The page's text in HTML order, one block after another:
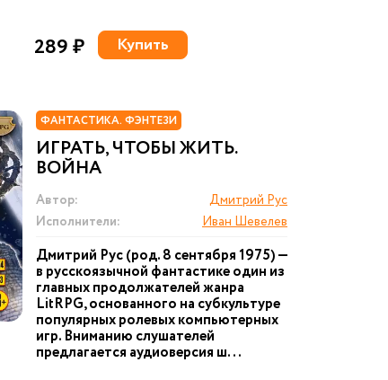
289 ₽ Купить
ФАНТАСТИКА. ФЭНТЕЗИ
ИГРАТЬ, ЧТОБЫ ЖИТЬ.
ВОЙНА
Автор:
Дмитрий Рус
Исполнители:
Иван Шевелев
Дмитрий Рус (род. 8 сентября 1975) —
в русскоязычной фантастике один из
главных продолжателей жанра
LitRPG, основанного на субкультуре
популярных ролевых компьютерных
игр. Вниманию слушателей
предлагается аудиоверсия ш...